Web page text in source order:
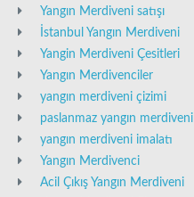
Yangın Merdiveni satışı
İstanbul Yangın Merdiveni
Yangin Merdiveni Çesitleri
Yangın Merdivenciler
yangın merdiveni çizimi
paslanmaz yangın merdiveni
yangın merdiveni imalatı
Yangın Merdivenci
Acil Çıkış Yangın Merdiveni